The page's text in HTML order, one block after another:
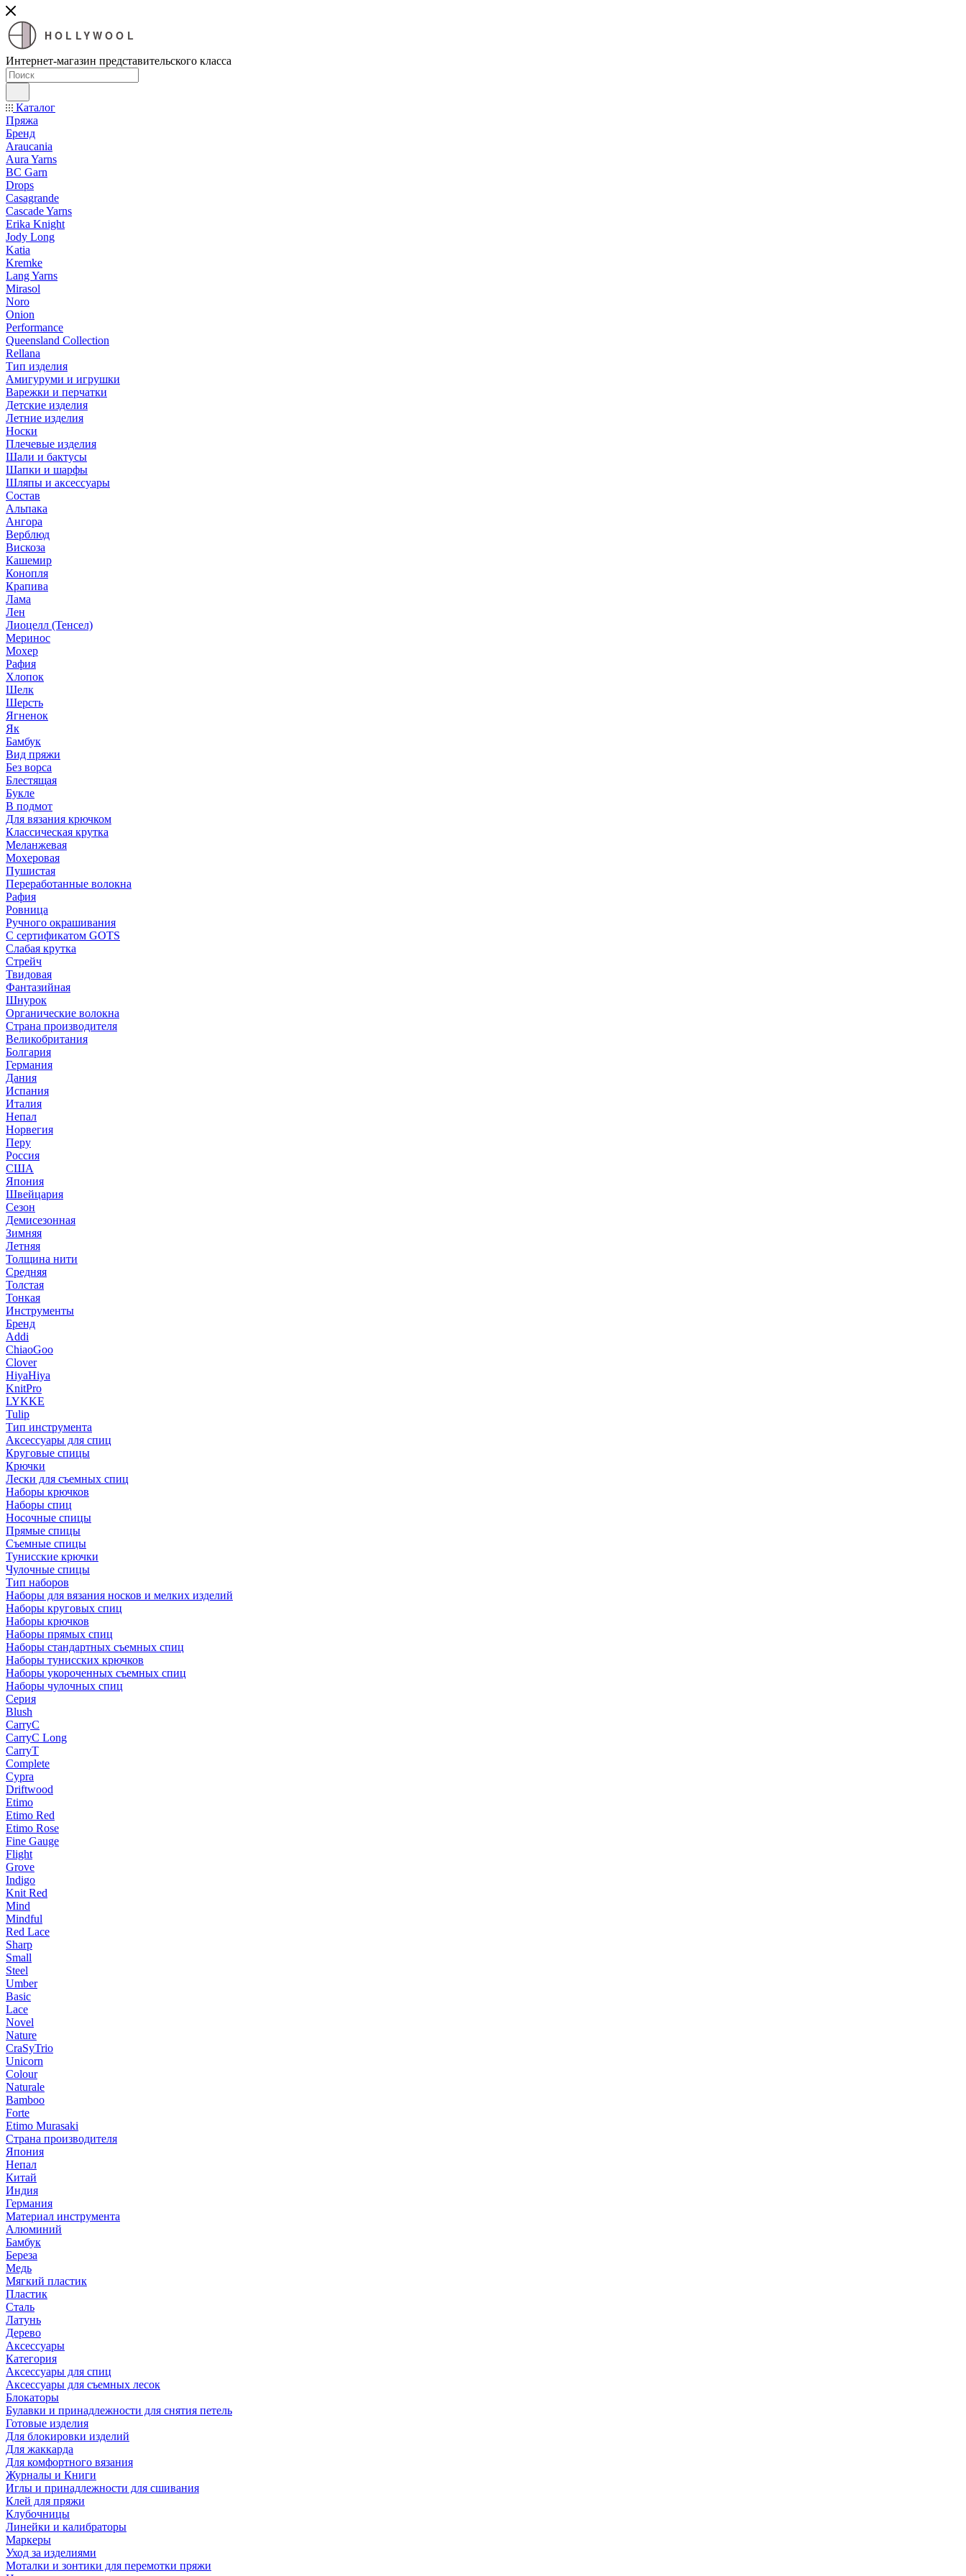
HOLLYWOOL
Интернет-магазин представительского класса
Каталог
Пряжа
Бренд
Araucania
Aura Yarns
BC Garn
Drops
Casagrande
Cascade Yarns
Erika Knight
Jody Long
Katia
Kremke
Lang Yarns
Mirasol
Noro
Onion
Performance
Queensland Collection
Rellana
Тип изделия
Амигуруми и игрушки
Варежки и перчатки
Детские изделия
Летние изделия
Носки
Плечевые изделия
Шали и бактусы
Шапки и шарфы
Шляпы и аксессуары
Состав
Альпака
Ангора
Верблюд
Вискоза
Кашемир
Конопля
Крапива
Лама
Лен
Лиоцелл (Тенсел)
Меринос
Мохер
Рафия
Хлопок
Шелк
Шерсть
Ягненок
Як
Бамбук
Вид пряжи
Без ворса
Блестящая
Букле
В подмот
Для вязания крючком
Классическая крутка
Меланжевая
Мохеровая
Пушистая
Переработанные волокна
Рафия
Ровница
Ручного окрашивания
С сертификатом GOTS
Слабая крутка
Стрейч
Твидовая
Фантазийная
Шнурок
Органические волокна
Страна производителя
Великобритания
Болгария
Германия
Дания
Испания
Италия
Непал
Норвегия
Перу
Россия
США
Япония
Швейцария
Сезон
Демисезонная
Зимняя
Летняя
Толщина нити
Средняя
Толстая
Тонкая
Инструменты
Бренд
Addi
ChiaoGoo
Clover
HiyaHiya
KnitPro
LYKKE
Tulip
Тип инструмента
Аксессуары для спиц
Круговые спицы
Крючки
Лески для съемных спиц
Наборы крючков
Наборы спиц
Носочные спицы
Прямые спицы
Съемные спицы
Тунисские крючки
Чулочные спицы
Тип наборов
Наборы для вязания носков и мелких изделий
Наборы круговых спиц
Наборы крючков
Наборы прямых спиц
Наборы стандартных съемных спиц
Наборы тунисских крючков
Наборы укороченных съемных спиц
Наборы чулочных спиц
Серия
Blush
CarryC
CarryC Long
CarryT
Complete
Cypra
Driftwood
Etimo
Etimo Red
Etimo Rose
Fine Gauge
Flight
Grove
Indigo
Knit Red
Mind
Mindful
Red Lace
Sharp
Small
Steel
Umber
Basic
Lace
Novel
Nature
CraSyTrio
Unicorn
Colour
Naturale
Bamboo
Forte
Etimo Murasaki
Страна производителя
Япония
Непал
Китай
Индия
Германия
Материал инструмента
Алюминий
Бамбук
Береза
Медь
Мягкий пластик
Пластик
Сталь
Латунь
Дерево
Аксессуары
Категория
Аксессуары для спиц
Аксессуары для съемных лесок
Блокаторы
Булавки и принадлежности для снятия петель
Готовые изделия
Для блокировки изделий
Для жаккарда
Для комфортного вязания
Журналы и Книги
Иглы и принадлежности для сшивания
Клей для пряжи
Клубочницы
Линейки и калибраторы
Маркеры
Уход за изделиями
Моталки и зонтики для перемотки пряжи